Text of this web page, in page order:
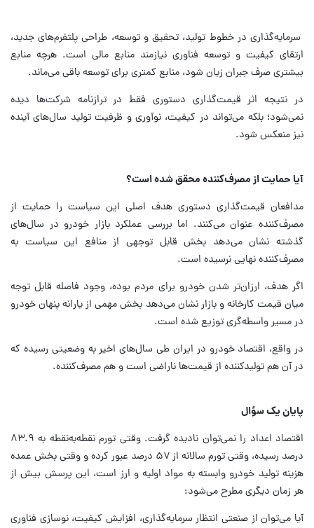
سرمایه‌گذاری در خطوط تولید، تحقیق و توسعه، طراحی پلتفرم‌های جدید،
ارتقای کیفیت و توسعه فناوری نیازمند منابع مالی است. هرچه منابع
بیشتری صرف جبران زیان شود، منابع کمتری برای توسعه باقی می‌ماند.
در نتیجه اثر قیمت‌گذاری دستوری فقط در ترازنامه شرکت‌ها دیده
نمی‌شود؛ بلکه می‌تواند در کیفیت، نوآوری و ظرفیت تولید سال‌های آینده
نیز منعکس شود.
آیا حمایت از مصرف‌کننده محقق شده است؟
مدافعان قیمت‌گذاری دستوری هدف اصلی این سیاست را حمایت از
مصرف‌کننده عنوان می‌کنند. اما بررسی عملکرد بازار خودرو در سال‌های
گذشته نشان می‌دهد بخش قابل توجهی از منافع این سیاست به
مصرف‌کننده نهایی نرسیده است.
اگر هدف، ارزان‌تر شدن خودرو برای مردم بوده، وجود فاصله قابل توجه
میان قیمت کارخانه و بازار نشان می‌دهد بخش مهمی از یارانه پنهان خودرو
در مسیر واسطه‌گری توزیع شده است.
در واقع، اقتصاد خودرو در ایران طی سال‌های اخیر به وضعیتی رسیده که
در آن هم تولیدکننده از قیمت‌ها ناراضی است و هم مصرف‌کننده.
پایان یک سؤال
اقتصاد اعداد را نمی‌توان نادیده گرفت. وقتی تورم نقطه‌به‌نقطه به ۸۳.۹
درصد رسیده، وقتی تورم سالانه از ۵۷ درصد عبور کرده و وقتی بخش عمده
هزینه تولید خودرو وابسته به مواد اولیه و ارز است، این پرسش بیش از
هر زمان دیگری مطرح می‌شود:
آیا می‌توان از صنعتی انتظار سرمایه‌گذاری، افزایش کیفیت، نوسازی فناوری